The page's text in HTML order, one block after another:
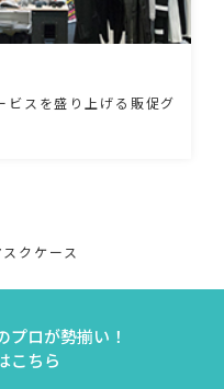
ビスを盛り上げる販促グ
クケース
プロが勢揃い！
こちら